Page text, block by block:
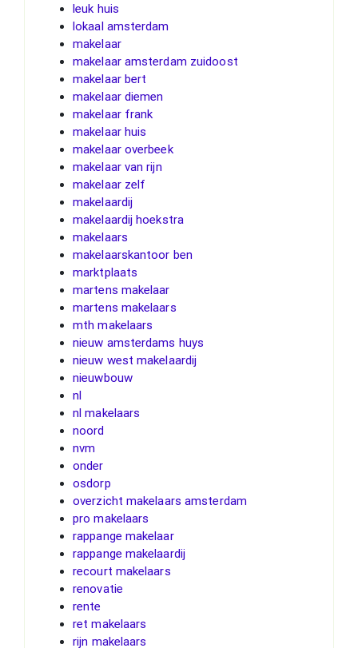
leuk huis
lokaal amsterdam
makelaar
makelaar amsterdam zuidoost
makelaar bert
makelaar diemen
makelaar frank
makelaar huis
makelaar overbeek
makelaar van rijn
makelaar zelf
makelaardij
makelaardij hoekstra
makelaars
makelaarskantoor ben
marktplaats
martens makelaar
martens makelaars
mth makelaars
nieuw amsterdams huys
nieuw west makelaardij
nieuwbouw
nl
nl makelaars
noord
nvm
onder
osdorp
overzicht makelaars amsterdam
pro makelaars
rappange makelaar
rappange makelaardij
recourt makelaars
renovatie
rente
ret makelaars
rijn makelaars